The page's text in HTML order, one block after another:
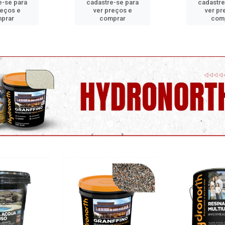
se para
e
cadastre-se para
ver preços e
comprar
ver